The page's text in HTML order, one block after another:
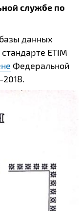
службе по
данных
ETIM
Федеральной